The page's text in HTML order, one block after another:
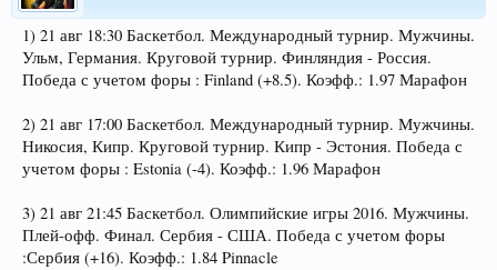
1) 21 авг 18:30 Баскетбол. Международный турнир. Мужчины.
Ульм, Германия. Круговой турнир. Финляндия - Россия.
Победа с учетом форы : Finland (+8.5). Коэфф.: 1.97 Марафон
2) 21 авг 17:00 Баскетбол. Международный турнир. Мужчины.
Никосия, Кипр. Круговой турнир. Кипр - Эстония. Победа с
учетом форы : Estonia (-4). Коэфф.: 1.96 Марафон
3) 21 авг 21:45 Баскетбол. Олимпийские игры 2016. Мужчины.
Плей-офф. Финал. Сербия - США. Победа с учетом форы
:Сербия (+16). Коэфф.: 1.84 Pinnacle